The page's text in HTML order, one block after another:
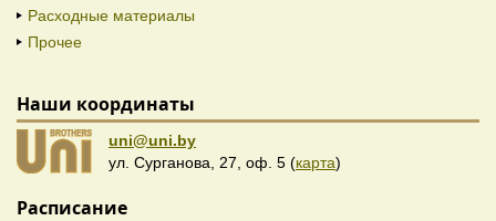
Расходные материалы
Прочее
Наши координаты
uni@uni.by
ул. Сурганова, 27, оф. 5 (карта)
Расписание